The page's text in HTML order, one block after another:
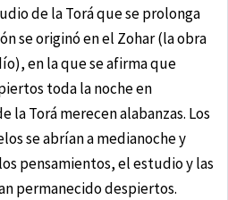
de la Torá que se prolonga
se originó en el Zohar (la obra
en la que se afirma que
toda la noche en
la Torá merecen alabanzas. Los
se abrían a medianoche y
pensamientos, el estudio y las
permanecido despiertos.